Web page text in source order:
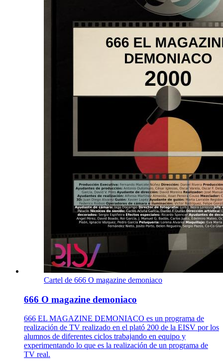
Cartel de 666 O magazine demoniaco
666 O magazine demoniaco
666 EL MAGAZINE DEMONIACO es un programa de
realización de TV realizado en el plató 200 de la EISV por los
alumnos de diferentes ciclos trabajando en equipo y
experimentando lo que es la realización de un programa de
TV real.